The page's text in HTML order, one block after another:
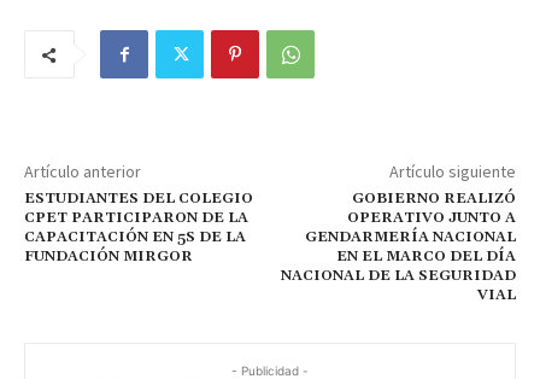
Artículo anterior
ESTUDIANTES DEL COLEGIO
CPET PARTICIPARON DE LA
CAPACITACIÓN EN 5S DE LA
FUNDACIÓN MIRGOR
Artículo siguiente
GOBIERNO REALIZÓ
OPERATIVO JUNTO A
GENDARMERÍA NACIONAL
EN EL MARCO DEL DÍA
NACIONAL DE LA SEGURIDAD
VIAL
- Publicidad -